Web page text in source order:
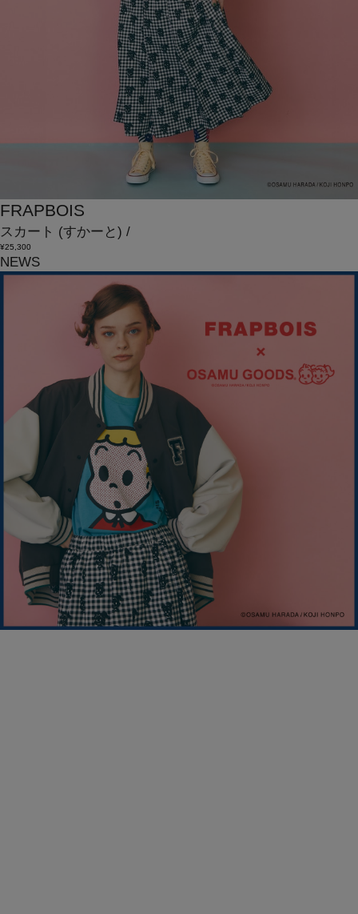
FRAPBOIS
スカート (すかーと) /
¥25,300
NEWS